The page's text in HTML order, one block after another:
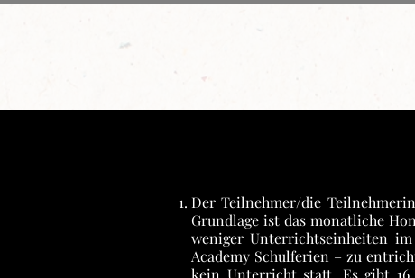
Der Teilnehmer/die
Grundlage ist das monatliche
weniger Unterrichtseinheiten
Academy Schulferien – zu
kein Unterricht statt. Es gibt 16